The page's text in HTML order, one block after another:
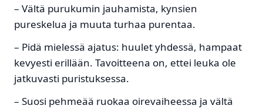
– Vältä purukumin jauhamista, kynsien
pureskelua ja muuta turhaa purentaa.
– Pidä mielessä ajatus: huulet yhdessä, hampaat
kevyesti erillään. Tavoitteena on, ettei leuka ole
jatkuvasti puristuksessa.
– Suosi pehmeää ruokaa oirevaiheessa ja vältä